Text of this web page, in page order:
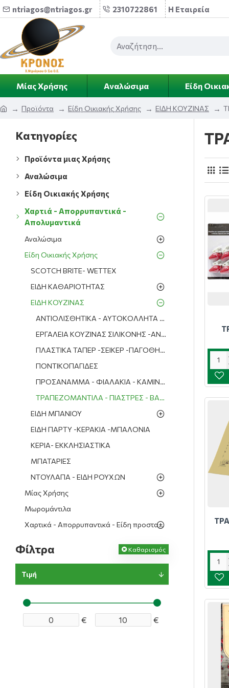
ntriagos@ntriagos.gr 2310722861 Η Εταιρεία
Μίας Χρήσης Αναλώσιμα Είδη
Προϊόντα Είδη Οικιακής Χρήσης ΕΙΔΗ ΚΟΥΖΙΝΑΣ
Κατηγορίες
Προϊόντα μιας Χρήσης
Αναλώσιμα
Είδη Οικιακής Χρήσης
Χαρτιά - Απορρυπαντικά -
Απολυμαντικά
Αναλώσιμα
Είδη Οικιακής Χρήσης
SCOTCH BRITE- WETTEX
ΕΙΔΗ ΚΑΘΑΡΙΟΤΗΤΑΣ
ΕΙΔΗ ΚΟΥΖΙΝΑΣ
ΑΝΤΙΟΛΙΣΘΗΤΙΚΑ - ΑΥΤΟΚΟΛΛΗΤΑ 2μ.
ΕΡΓΑΛΕΙΑ ΚΟΥΖΙΝΑΣ ΣΙΛΙΚΟΝΗΣ -ΑΝΟΙΧΤΗΡΙΑ- ΤΡΙΦΤΕΣ-
ΠΛΑΣΤΙΚΑ ΤΑΠΕΡ -ΣΕΙΚΕΡ -ΠΑΓΟΘΗΚΕΣ- ΛΑΔΙΚΑ- ΧΩΝΙΑ-
ΠΟΝΤΙΚΟΠΑΓΙΔΕΣ
ΠΡΟΣΑΝΑΜΜΑ - ΦΙΑΛΑΚΙΑ - ΚΑΜΙΝΕΤΑ - ΣΠΙΡΤΑ
ΤΡΑΠΕΖΟΜΑΝΤΙΛΑ - ΠΙΑΣΤΡΕΣ - ΒΑΡΙΔΙΑ
ΕΙΔΗ ΜΠΑΝΙΟΥ
ΕΙΔΗ ΠΑΡΤΥ -ΚΕΡΑΚΙΑ -ΜΠΑΛΟΝΙΑ
ΚΕΡΙΑ- ΕΚΚΛΗΣΙΑΣΤΙΚΑ
ΜΠΑΤΑΡΙΕΣ
ΝΤΟΥΛΑΠΑ - ΕΙΔΗ ΡΟΥΧΩΝ
Μίας Χρήσης
Μωρομάντιλα
Χαρτικά - Απορρυπαντικά - Είδη προστασίας
Φίλτρα Καθαρισμός
Τιμή
€ €